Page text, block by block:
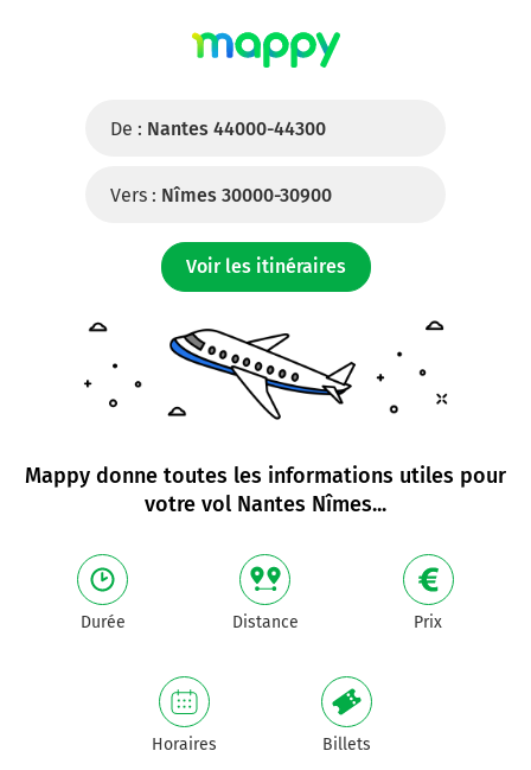
De : Nantes 44000-44300
Vers : Nîmes 30000-30900
Voir les itinéraires
Mappy donne toutes les informations utiles pour
votre vol Nantes Nîmes...
Durée Distance Prix
Horaires Billets